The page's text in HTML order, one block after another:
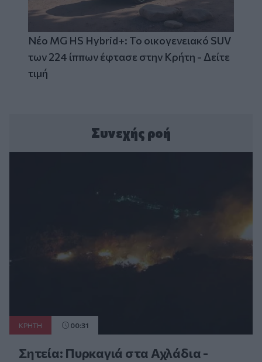
Νέο MG HS Hybrid+: Το οικογενειακό SUV
των 224 ίππων έφτασε στην Κρήτη - Δείτε
τιμή
Συνεχής ροή
ΚΡΗΤΗ 00:31
Σητεία: Πυρκαγιά στα Αχλάδια -